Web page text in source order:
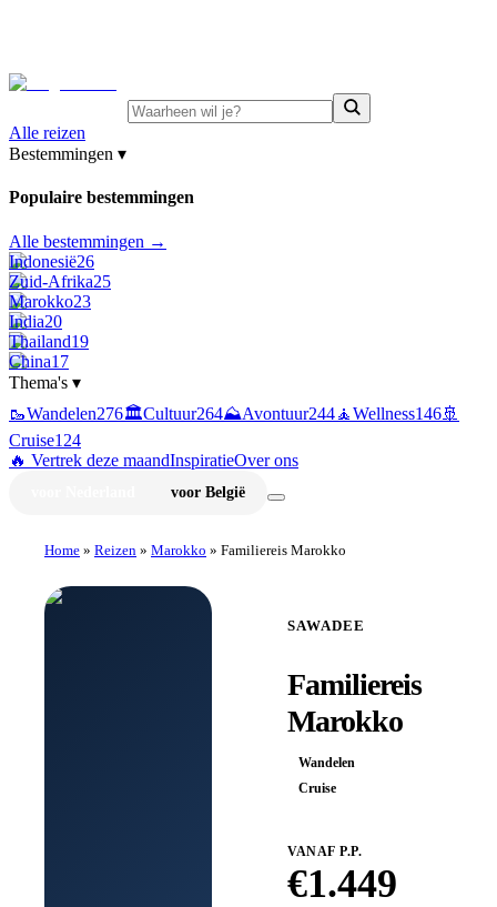
Alle reizen
Bestemmingen ▾
Populaire bestemmingen
Alle bestemmingen →
Indonesië26
Zuid-Afrika25
Marokko23
India20
Thailand19
China17
Thema's ▾
🥾Wandelen276🏛️Cultuur264⛰️Avontuur244🧘Wellness146🚢
Cruise124
🔥 Vertrek deze maandInspiratieOver ons
voor België
Home » Reizen » Marokko » Familiereis Marokko
SAWADEE
Familiereis
Marokko
Wandelen
Cruise
VANAF P.P.
€1.449